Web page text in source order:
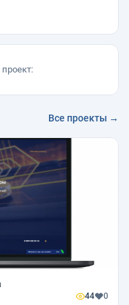
Все проекты →
44 0